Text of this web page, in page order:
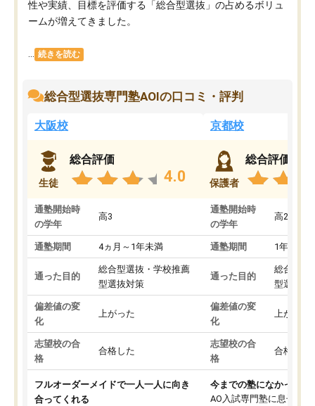
性や実績、目標を評価する「総合型選抜」の占めるボリュ
ームが増えてきました。
続きを読む
総合型選抜専門塾AOIの口コミ・評判
大阪校
生徒
総合評価
4.0
通塾開始時
の学年
高3
通塾期間 4ヵ月～1年未満
通った目的
総合型選抜・学校推薦
型選抜対策
偏差値の変
化
上がった
志望校の合
格
合格した
フルオーダーメイドで一人一人に向き
合ってくれる
京都校
保護者
総合評価
通塾開始時
の学年
高2
通塾期間 1年以上
通った目的
総合型選
型選抜対
偏差値の変
化
上がった
志望校の合
格
合格した
今までの塾になかった
AO入試専門塾に息子を